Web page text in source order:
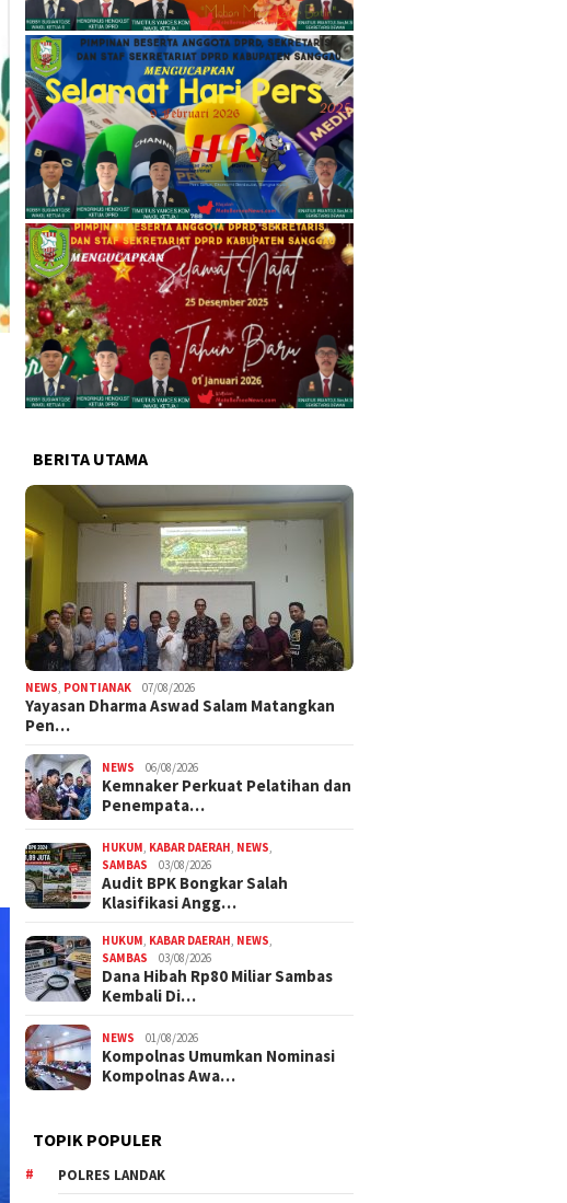
BERITA UTAMA
NEWS PONTIANAK 07/08/2026
Yayasan Dharma Aswad Salam Matangkan
Pen…
NEWS 06/08/2026
Kemnaker Perkuat Pelatihan dan
Penempata…
HUKUM KABAR DAERAH NEWS
SAMBAS
03/08/2026
Audit BPK Bongkar Salah
Klasifikasi Angg…
HUKUM KABAR DAERAH NEWS
SAMBAS
03/08/2026
Dana Hibah Rp80 Miliar Sambas
Kembali Di…
NEWS 01/08/2026
Kompolnas Umumkan Nominasi
Kompolnas Awa…
TOPIK POPULER
POLRES LANDAK